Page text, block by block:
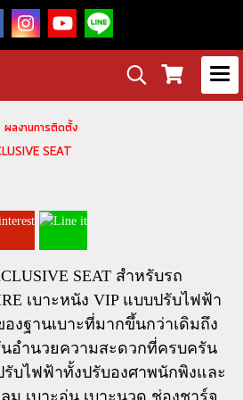
ผลงานการติดตั้ง
SEAT
SEAT สำหรับรถ
เบาะหนัง VIP แบบปรับไฟฟ้า
งฐานเบาะที่มากขึ้นกว่าเดิมถึง
อำนวยความสะดวกที่ครบครัน
บไฟฟ้าทั้งปรับองศาพนักพิงและ
ม เบาะอุ่น เบาะนวด ช่องชาร์จ